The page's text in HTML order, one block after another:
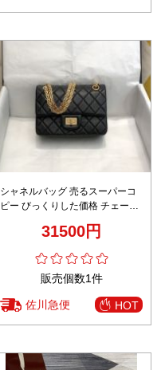
シャネルバッグ 売るスーパーコ
ピー びっくりした価格 チェーン
31500円
販売個数1件
佐川急便 HOT